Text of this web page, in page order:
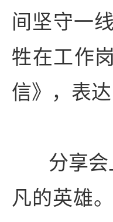
间坚守一
牲在工作
信》，表
分享
凡的英雄